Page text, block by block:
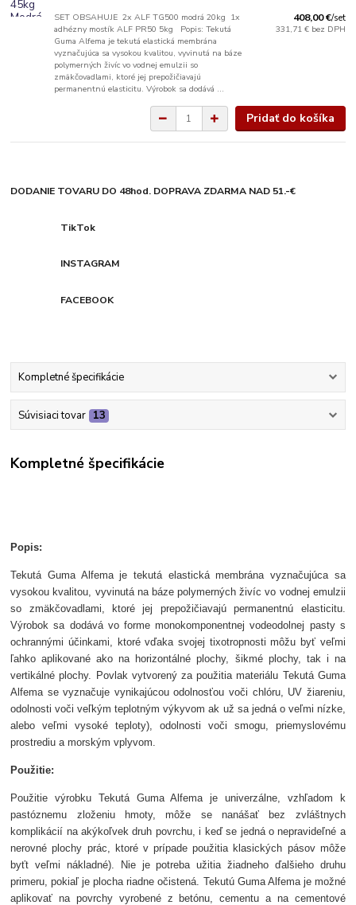
SET OBSAHUJE 2x ALF TG500 modrá 20kg 1x
adhézny mostík ALF PR50 5kg Popis: Tekutá
Guma Alfema je tekutá elastická membrána
vyznačujúca sa vysokou kvalitou, vyvinutá na báze
polymerných živíc vo vodnej emulzii so
zmäkčovadlami, ktoré jej prepožičiavajú
permanentnú elasticitu. Výrobok sa dodává ...
408,00 €/set
331,71 € bez DPH
Pridať do košíka
DODANIE TOVARU DO 48hod. DOPRAVA ZDARMA NAD 51.-€
TikTok
INSTAGRAM
FACEBOOK
Kompletné špecifikácie
Súvisiaci tovar 13
Kompletné špecifikácie
Popis:
Tekutá Guma Alfema je tekutá elastická membrána vyznačujúca sa
vysokou kvalitou, vyvinutá na báze polymerných živíc vo vodnej emulzii
so zmäkčovadlami, ktoré jej prepožičiavajú permanentnú elasticitu.
Výrobok sa dodává vo forme monokomponentnej vodeodolnej pasty s
ochrannými účinkami, ktoré vďaka svojej tixotropnosti môžu byť veľmi
ľahko aplikované ako na horizontálné plochy, šikmé plochy, tak i na
vertikálné plochy. Povlak vytvorený za použitia materiálu Tekutá Guma
Alfema se vyznačuje vynikajúcou odolnosťou voči chlóru, UV žiareniu,
odolnosti voči veľkým teplotným výkyvom ak už sa jedná o veľmi nízke,
alebo veľmi vysoké teploty), odolnosti voči smogu, priemyslovému
prostrediu a morským vplyvom.
Použitie:
Použitie výrobku Tekutá Guma Alfema je univerzálne, vzhľadom k
pastóznemu zloženiu hmoty, môže se nanášať bez zvláštnych
komplikácií na akýkoľvek druh povrchu, i keď se jedná o nepravideľné a
nerovné plochy prác, ktoré v prípade použitia klasických pásov môže
byťt veľmi nákladné). Nie je potreba užitia žiadneho ďalšieho druhu
primeru, pokiaľ je plocha riadne očistená. Tekutú Guma Alfema je možné
aplikovať na povrchy vyrobené z betónu, cementu a na cementové